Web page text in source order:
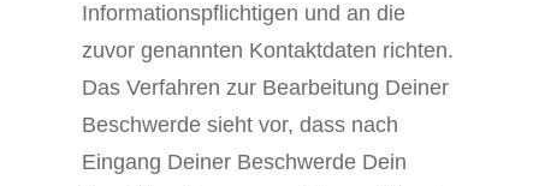
Informationspflichtigen und an die
zuvor genannten Kontaktdaten richten.
Das Verfahren zur Bearbeitung Deiner
Beschwerde sieht vor, dass nach
Eingang Deiner Beschwerde Dein